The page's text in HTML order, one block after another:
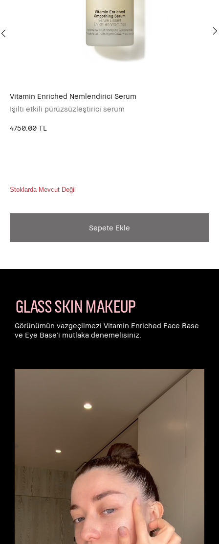
Vitamin Enriched Nemlendirici Serum
Işıltı etkili pürüzsüzleştirici serum
4750.00 TL
Stoklarda Mevcut Değil
Sepete Ekle
GLASS SKIN MAKEUP
Görünümün vazgeçilmezi Vitamin Enriched Face Base
ve Eye Base’i mutlaka denemelisiniz.